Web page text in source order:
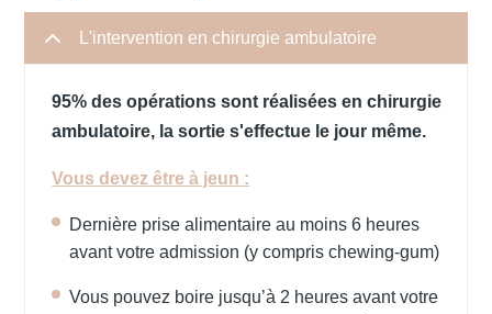
L'intervention en chirurgie ambulatoire
95% des opérations sont réalisées en chirurgie
ambulatoire, la sortie s'effectue le jour même.
Vous devez être à jeun :
Dernière prise alimentaire au moins 6 heures
avant votre admission (y compris chewing-gum)
Vous pouvez boire jusqu’à 2 heures avant votre